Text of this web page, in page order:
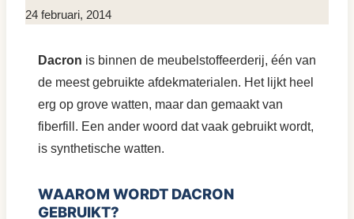
Door
24 februari, 2014
Dacron is binnen de meubelstoffeerderij, één van
de meest gebruikte afdekmaterialen. Het lijkt heel
erg op grove watten, maar dan gemaakt van
fiberfill. Een ander woord dat vaak gebruikt wordt,
is synthetische watten.
WAAROM WORDT DACRON
GEBRUIKT?